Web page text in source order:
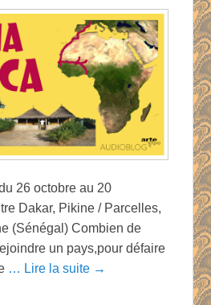
26 octobre au 20
Dakar, Pikine / Parcelles,
(Sénégal) Combien de
un pays,pour défaire
… Lire la suite →